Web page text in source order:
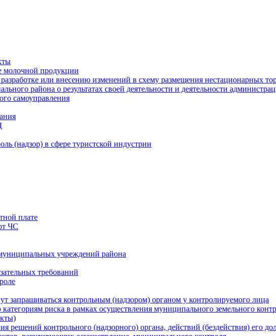
молочной продукции
или внесению изменений в схему размещения нестационарных
района о результатах своей деятельности и деятельности
самоуправления
(надзор) в сфере туристской индустрии
плате
ЧС
учреждений района
требований
запрашиваться контрольным (надзором) органом у контролируемого лица
риска в рамках осуществления муниципального земельного
решений контрольного (надзорного) органа, действий (бездействия) его